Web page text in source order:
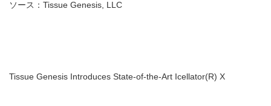
ソース：Tissue Genesis, LLC
Tissue Genesis Introduces State-of-the-Art Icellator(R) X